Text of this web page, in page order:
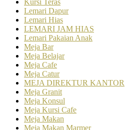
Lemari Dapur
Lemari Hias
LEMARI JAM HIAS
Lemari Pakaian Anak
Meja Bar
Meja Belajar
Meja Cafe
Meja Catur
MEJA DIREKTUR KANTOR
Meja Granit
Meja Konsul
Meja Kursi Cafe
Meja Makan
Meja Makan Marmer